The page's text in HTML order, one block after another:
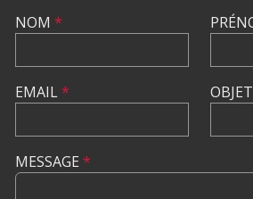
NOM *
EMAIL* OBJET
MESSAGE *